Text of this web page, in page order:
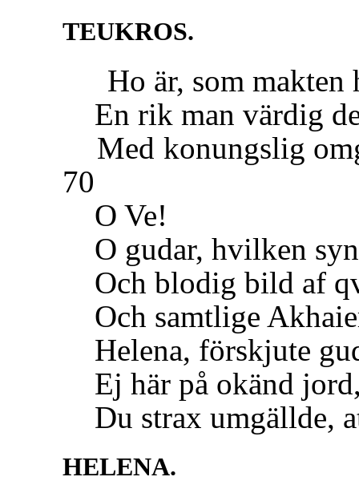
TEUKROS.
Ho är, som makten
En rik man värdig
Med konungslig
70
O Ve!
O gudar, hvilken
Och blodig bild af
Och samtlige
Helena, förskjute
Ej här på okänd
Du strax umgällde,
HELENA.